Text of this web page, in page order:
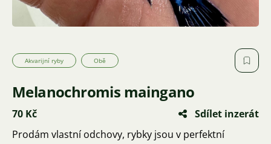
Akvarijní ryby Obě
Melanochromis maingano
70 Kč
Sdílet inzerát
Prodám vlastní odchovy, rybky jsou v perfektní